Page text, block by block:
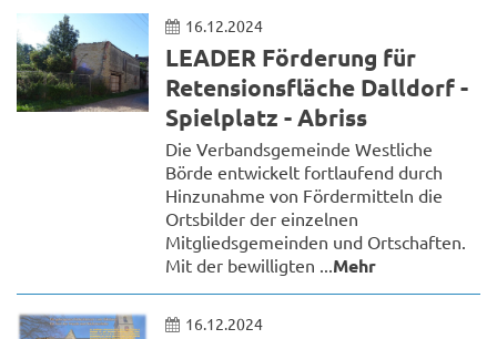
16.12.2024
LEADER Förderung für
Retensionsfläche Dalldorf -
Spielplatz - Abriss
Die Verbandsgemeinde Westliche
Börde entwickelt fortlaufend durch
Hinzunahme von Fördermitteln die
Ortsbilder der einzelnen
Mitgliedsgemeinden und Ortschaften.
Mit der bewilligten ...Mehr
16.12.2024